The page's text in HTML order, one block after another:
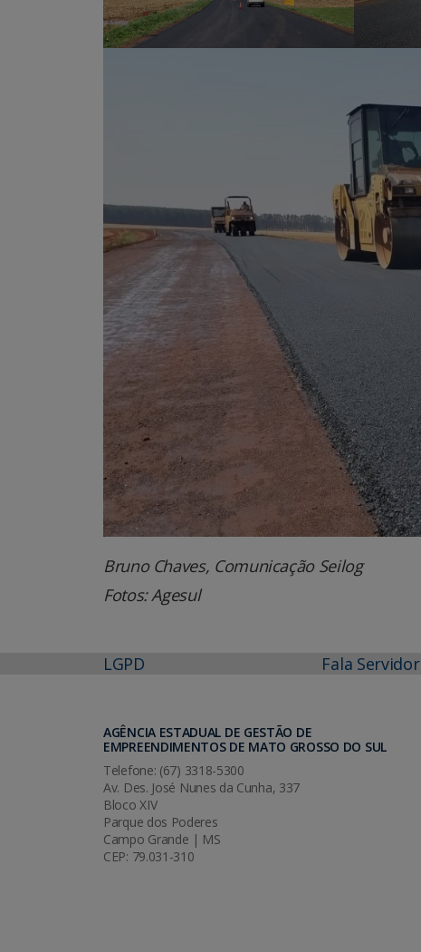
Bruno Chaves, Comunicação Seilog
Fotos: Agesul
LGPD Fala Servidor
AGÊNCIA ESTADUAL DE GESTÃO DE
EMPREENDIMENTOS DE MATO GROSSO DO SUL
Telefone: (67) 3318-5300
Av. Des. José Nunes da Cunha, 337
Bloco XIV
Parque dos Poderes
Campo Grande | MS
CEP: 79.031-310